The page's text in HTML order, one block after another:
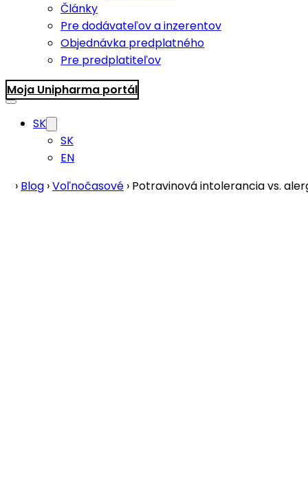
Články
Pre dodávateľov a inzerentov
Objednávka predplatného
Pre predplatiteľov
Moja Unipharma portál
SK
SK
EN
› Blog ›Voľnočasové › Potravinová intolerancia vs.